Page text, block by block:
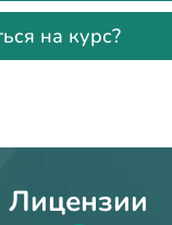
на курс?
Лицензии